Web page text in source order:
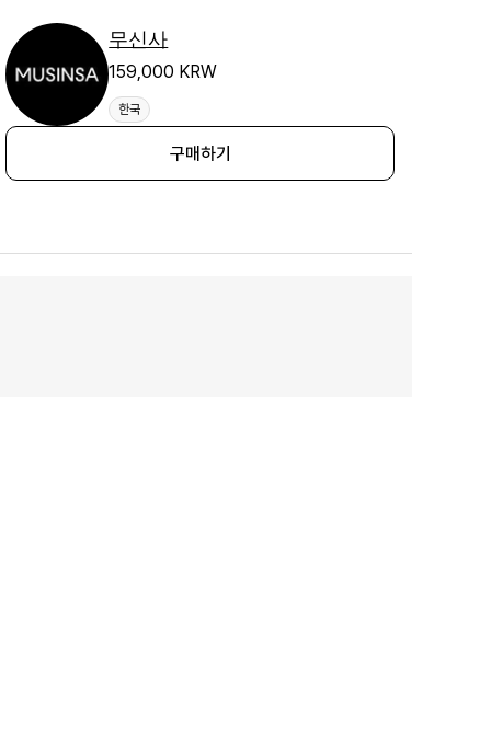
무신사
159,000 KRW
한국
구매하기